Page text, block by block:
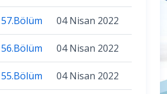
57.Bölüm 04 Nisan 2022
56.Bölüm 04 Nisan 2022
55.Bölüm 04 Nisan 2022